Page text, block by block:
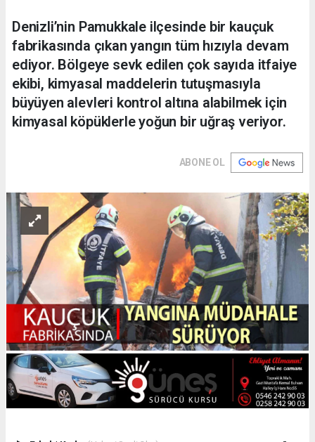
Denizli’nin Pamukkale ilçesinde bir kauçuk
fabrikasında çıkan yangın tüm hızıyla devam
ediyor. Bölgeye sevk edilen çok sayıda itfaiye
ekibi, kimyasal maddelerin tutuşmasıyla
büyüyen alevleri kontrol altına alabilmek için
kimyasal köpüklerle yoğun bir uğraş veriyor.
ABONE OL